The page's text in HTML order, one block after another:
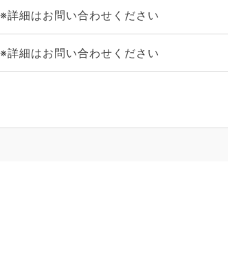
※詳細はお問い合わせください
※詳細はお問い合わせください